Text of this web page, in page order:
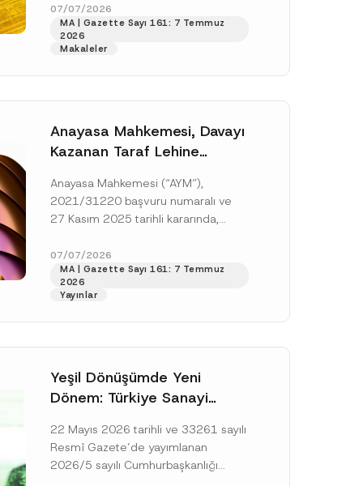
Uygulama Tebliği (“Tebliğ”) ile yeni
gıdalara ve diğer...[Devamını Oku]
07/07/2026
MA | Gazette Sayı 161: 7 Temmuz
2026
Makaleler
Anayasa Mahkemesi, Davayı
Kazanan Taraf Lehine
Hükmedilmemesi Nedeniyle
Mahkemeye Erişim Hakkının
Anayasa Mahkemesi (“AYM”),
2021/31220 başvuru numaralı ve
27 Kasım 2025 tarihli kararında,
itirazın kabul edilerek icranın geri
bırakılmasına karar...[Devamını Oku]
07/07/2026
MA | Gazette Sayı 161: 7 Temmuz
2026
Yayınlar
Yeşil Dönüşümde Yeni
Dönem: Türkiye Sanayi
Platformu Oluşturuldu
22 Mayıs 2026 tarihli ve 33261 sayılı
Resmî Gazete’de yayımlanan
2026/5 sayılı Cumhurbaşkanlığı
izin veriyorum.